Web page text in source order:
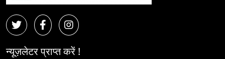
न्यूज़लेटर प्राप्त करें !